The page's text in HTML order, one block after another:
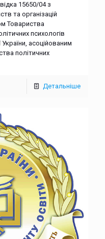
15650/04 з
та організацій
Товариства
психологів
України, асоційованим
політичних
Детальніше